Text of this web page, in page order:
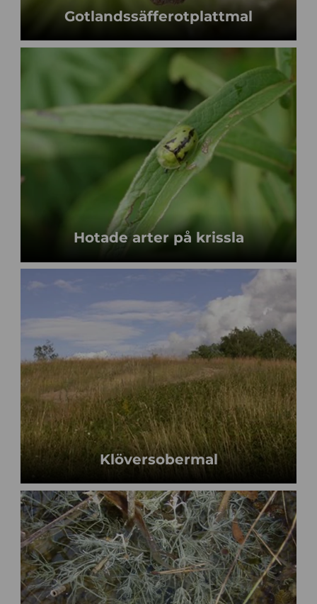
Gotlandssäfferotplattmal
Hotade arter på krissla
Klöversobermal